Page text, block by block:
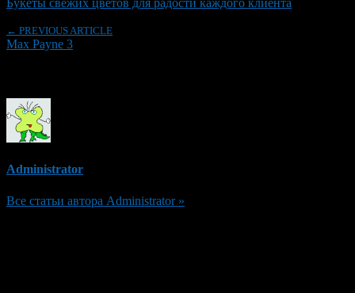
← PREVIOUS ARTICLE
Max Payne 3
Administrator
Все статьи автора Administrator »